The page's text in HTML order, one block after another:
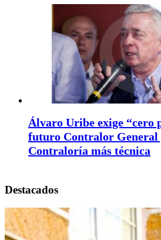
Álvaro Uribe exige “cero
futuro Contralor General
Contraloría más técnica
Destacados